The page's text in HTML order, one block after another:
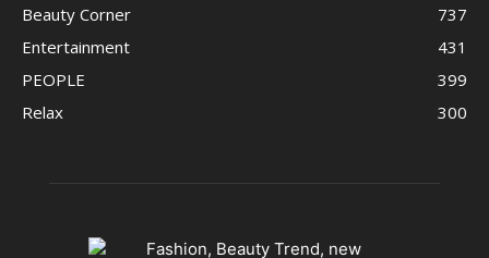
Beauty Corner
737
Entertainment
431
PEOPLE
399
Relax
300